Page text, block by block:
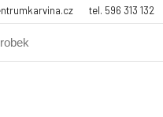
tel. 596 313 132